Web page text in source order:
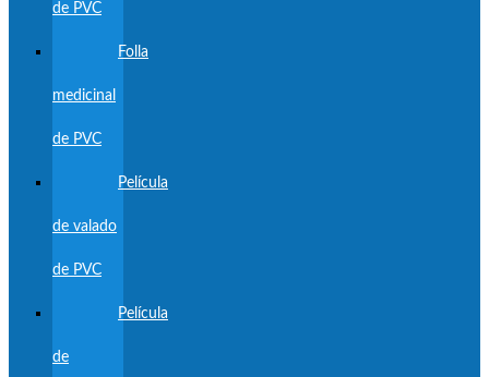
de PVC
Folla
medicinal
de PVC
Película
de valado
de PVC
Película
de